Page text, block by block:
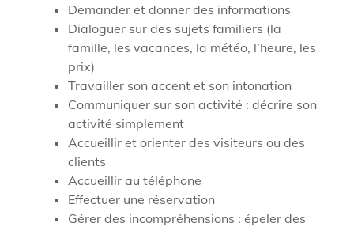
Demander et donner des informations
Dialoguer sur des sujets familiers (la
famille, les vacances, la météo, l’heure, les
prix)
Travailler son accent et son intonation
Communiquer sur son activité : décrire son
activité simplement
Accueillir et orienter des visiteurs ou des
clients
Accueillir au téléphone
Effectuer une réservation
Gérer des incompréhensions : épeler des